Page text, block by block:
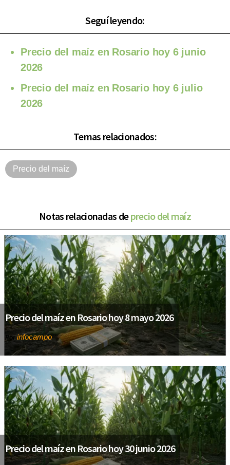
Seguí leyendo:
Precio del maíz en Rosario hoy 6 junio
2026
Precio del maíz en Rosario hoy 6 julio
2026
Temas relacionados:
Precio del maíz
Notas relacionadas deprecio del maíz
Precio del maíz en Rosario hoy 8 mayo 2026
Porinfocampo
Precio del maíz en Rosario hoy 30 junio 2026